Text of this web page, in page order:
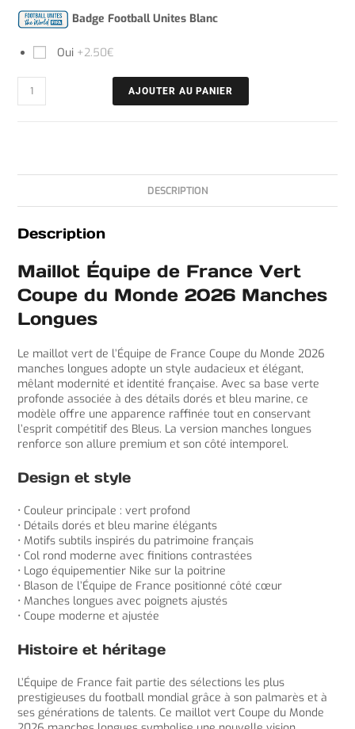
Badge Football Unites Blanc
Oui +2.50€
AJOUTER AU PANIER
DESCRIPTION
Description
Maillot Équipe de France Vert
Coupe du Monde 2026 Manches
Longues
Le maillot vert de l’Équipe de France Coupe du Monde 2026
manches longues adopte un style audacieux et élégant,
mêlant modernité et identité française. Avec sa base verte
profonde associée à des détails dorés et bleu marine, ce
modèle offre une apparence raffinée tout en conservant
l’esprit compétitif des Bleus. La version manches longues
renforce son allure premium et son côté intemporel.
Design et style
• Couleur principale : vert profond
• Détails dorés et bleu marine élégants
• Motifs subtils inspirés du patrimoine français
• Col rond moderne avec finitions contrastées
• Logo équipementier Nike sur la poitrine
• Blason de l’Équipe de France positionné côté cœur
• Manches longues avec poignets ajustés
• Coupe moderne et ajustée
Histoire et héritage
L’Équipe de France fait partie des sélections les plus
prestigieuses du football mondial grâce à son palmarès et à
ses générations de talents. Ce maillot vert Coupe du Monde